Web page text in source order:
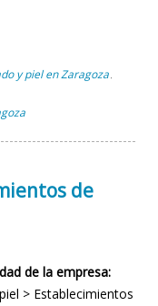
y piel en Zaragoza ,
de
de la empresa:
> Establecimientos